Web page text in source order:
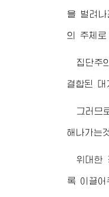
을 벌려
의 주체로
집단주
결합된 대
그러므
해나가는
위대한
록 이끌어